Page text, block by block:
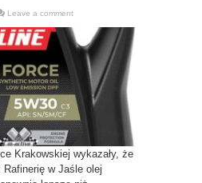
Leave a comment
Krakowskiej wykazały, że
w Jaśle olej